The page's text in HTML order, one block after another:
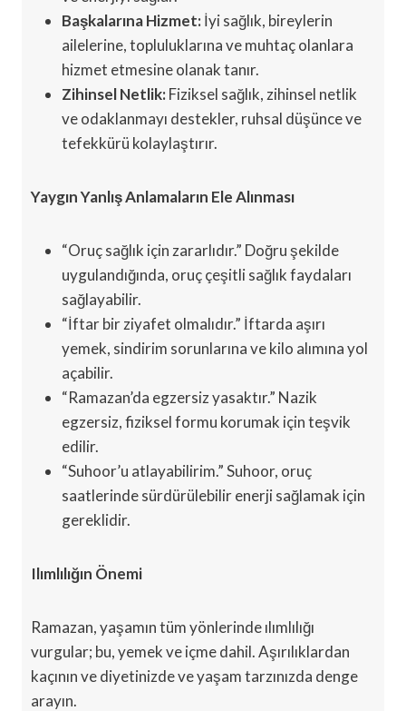
Başkalarına Hizmet:İyi sağlık, bireylerin
ailelerine, topluluklarına ve muhtaç olanlara
hizmet etmesine olanak tanır.
Zihinsel Netlik:Fiziksel sağlık, zihinsel netlik
ve odaklanmayı destekler, ruhsal düşünce ve
tefekkürü kolaylaştırır.
Yaygın Yanlış Anlamaların Ele Alınması
“Oruç sağlık için zararlıdır.” Doğru şekilde
uygulandığında, oruç çeşitli sağlık faydaları
sağlayabilir.
“İftar bir ziyafet olmalıdır.” İftarda aşırı
yemek, sindirim sorunlarına ve kilo alımına yol
açabilir.
“Ramazan’da egzersiz yasaktır.” Nazik
egzersiz, fiziksel formu korumak için teşvik
edilir.
“Suhoor’u atlayabilirim.” Suhoor, oruç
saatlerinde sürdürülebilir enerji sağlamak için
gereklidir.
Ilımlılığın Önemi
Ramazan, yaşamın tüm yönlerinde ılımlılığı
vurgular; bu, yemek ve içme dahil. Aşırılıklardan
kaçının ve diyetinizde ve yaşam tarzınızda denge
arayın.